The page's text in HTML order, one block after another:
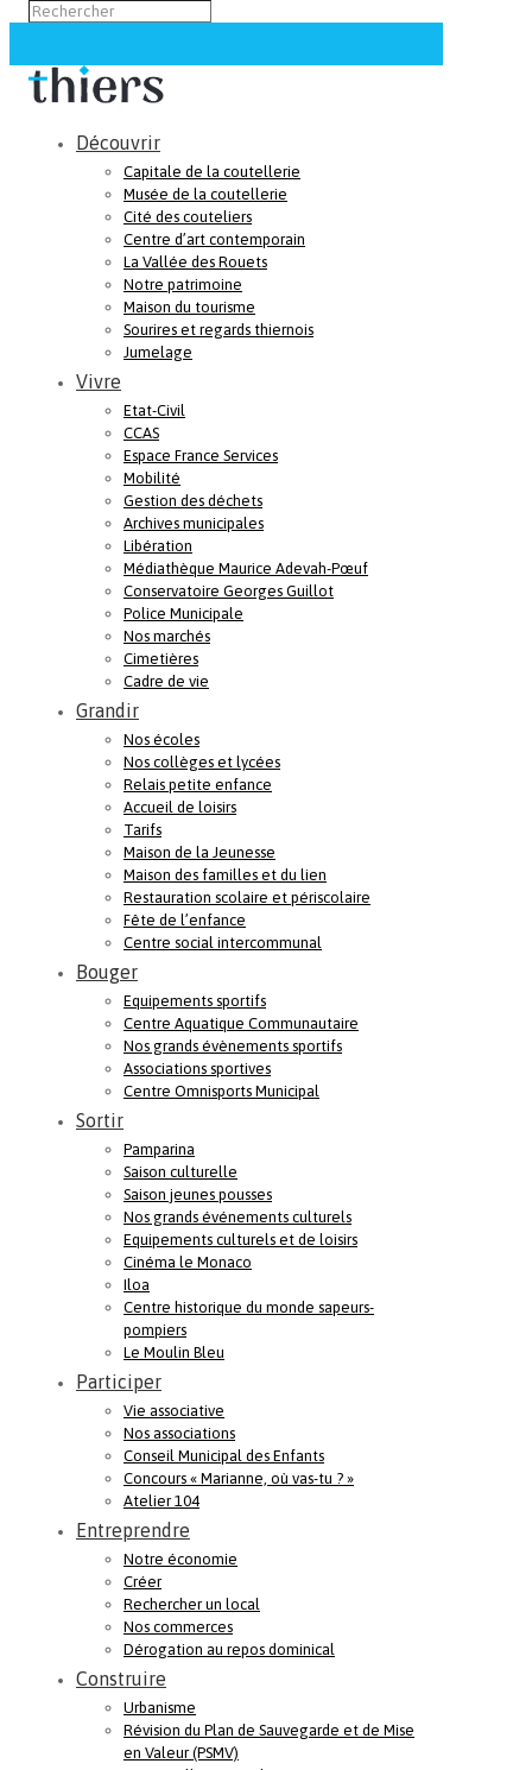
Découvrir
Capitale de la coutellerie
Musée de la coutellerie
Cité des couteliers
Centre d’art contemporain
La Vallée des Rouets
Notre patrimoine
Maison du tourisme
Sourires et regards thiernois
Jumelage
Vivre
Etat-Civil
CCAS
Espace France Services
Mobilité
Gestion des déchets
Archives municipales
Libération
Médiathèque Maurice Adevah-Pœuf
Conservatoire Georges Guillot
Police Municipale
Nos marchés
Cimetières
Cadre de vie
Grandir
Nos écoles
Nos collèges et lycées
Relais petite enfance
Accueil de loisirs
Tarifs
Maison de la Jeunesse
Maison des familles et du lien
Restauration scolaire et périscolaire
Fête de l’enfance
Centre social intercommunal
Bouger
Equipements sportifs
Centre Aquatique Communautaire
Nos grands évènements sportifs
Associations sportives
Centre Omnisports Municipal
Sortir
Pamparina
Saison culturelle
Saison jeunes pousses
Nos grands événements culturels
Equipements culturels et de loisirs
Cinéma le Monaco
Iloa
Centre historique du monde sapeurs-
pompiers
Le Moulin Bleu
Participer
Vie associative
Nos associations
Conseil Municipal des Enfants
Concours « Marianne, où vas-tu ? »
Atelier 104
Entreprendre
Notre économie
Créer
Rechercher un local
Nos commerces
Dérogation au repos dominical
Construire
Urbanisme
Révision du Plan de Sauvegarde et de Mise
en Valeur (PSMV)